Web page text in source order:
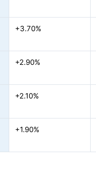
+3.70%
+2.90%
+2.10%
+1.90%